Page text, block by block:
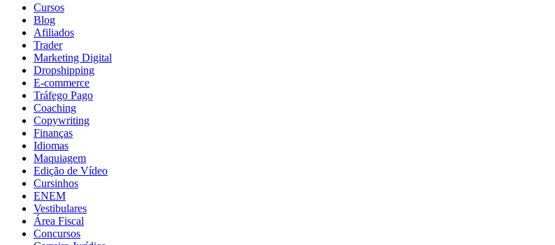
Cursos
Blog
Afiliados
Trader
Marketing Digital
Dropshipping
E-commerce
Tráfego Pago
Coaching
Copywriting
Finanças
Idiomas
Maquiagem
Edição de Vídeo
Cursinhos
ENEM
Vestibulares
Área Fiscal
Concursos